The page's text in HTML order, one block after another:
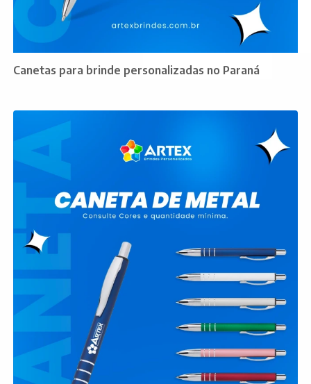
Canetas para brinde personalizadas no Paraná